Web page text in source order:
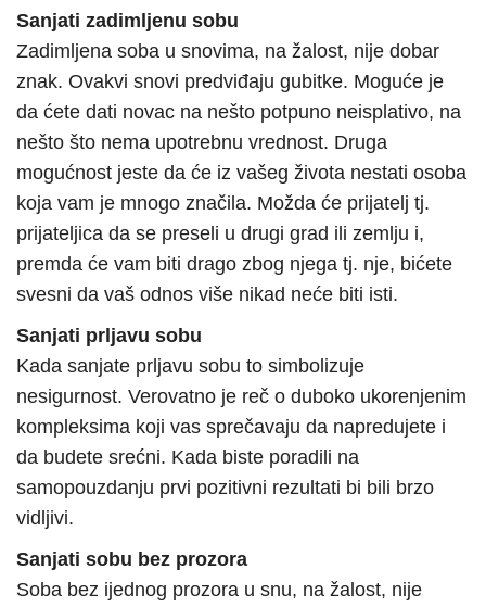
Sanjati zadimljenu sobu
Zadimljena soba u snovima, na žalost, nije dobar
znak. Ovakvi snovi predviđaju gubitke. Moguće je
da ćete dati novac na nešto potpuno neisplativo, na
nešto što nema upotrebnu vrednost. Druga
mogućnost jeste da će iz vašeg života nestati osoba
koja vam je mnogo značila. Možda će prijatelj tj.
prijateljica da se preseli u drugi grad ili zemlju i,
premda će vam biti drago zbog njega tj. nje, bićete
svesni da vaš odnos više nikad neće biti isti.
Sanjati prljavu sobu
Kada sanjate prljavu sobu to simbolizuje
nesigurnost. Verovatno je reč o duboko ukorenjenim
kompleksima koji vas sprečavaju da napredujete i
da budete srećni. Kada biste poradili na
samopouzdanju prvi pozitivni rezultati bi bili brzo
vidljivi.
Sanjati sobu bez prozora
Soba bez ijednog prozora u snu, na žalost, nije